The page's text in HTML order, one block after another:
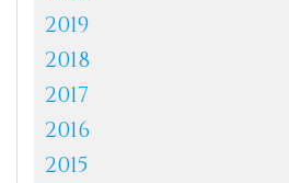
2019
2018
2017
2016
2015